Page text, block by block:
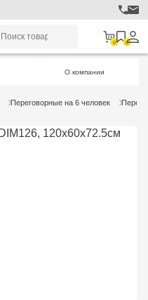
0 0
О компании
Переговорные на 6 человек